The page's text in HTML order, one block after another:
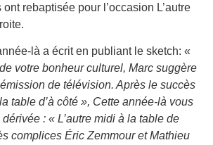
ont rebaptisée pour l’occasion L’autre
là a écrit en publiant le sketch: «
votre bonheur culturel, Marc suggère
de télévision. Après le succès
table d’à côté », Cette année-là vous
: « L’autre midi à la table de
complices Éric Zemmour et Mathieu